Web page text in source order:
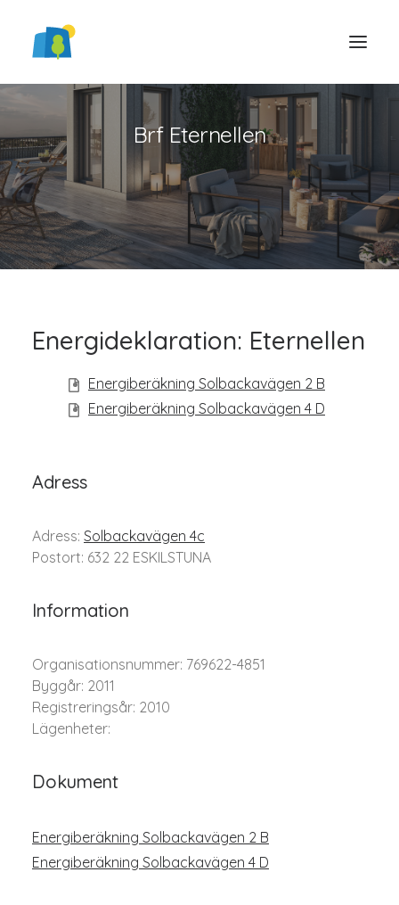
Brf Eternellen
Energideklaration: Eternellen
Energiberäkning Solbackavägen 2 B
Energiberäkning Solbackavägen 4 D
Adress
Adress: Solbackavägen 4c
Postort: 632 22 ESKILSTUNA
Information
Organisationsnummer: 769622-4851
Byggår: 2011
Registreringsår: 2010
Lägenheter:
Dokument
Energiberäkning Solbackavägen 2 B
Energiberäkning Solbackavägen 4 D